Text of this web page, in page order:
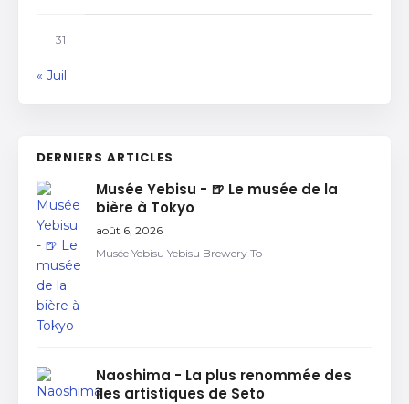
31
« Juil
DERNIERS ARTICLES
Musée Yebisu - 🍺 Le musée de la
bière à Tokyo
août 6, 2026
Musée Yebisu Yebisu Brewery To
Naoshima - La plus renommée des
îles artistiques de Seto